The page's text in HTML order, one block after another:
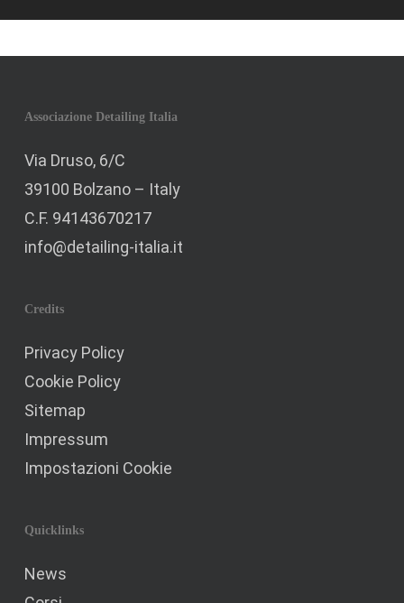
Associazione Detailing Italia
Via Druso, 6/C
39100 Bolzano – Italy
C.F. 94143670217
info@detailing-italia.it
Credits
Privacy Policy
Cookie Policy
Sitemap
Impressum
Impostazioni Cookie
Quicklinks
News